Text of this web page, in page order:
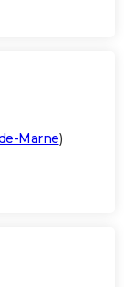
Marne)